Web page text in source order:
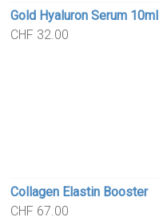
Gold Hyaluron Serum 10ml
CHF 32.00
Collagen Elastin Booster
CHF 67.00